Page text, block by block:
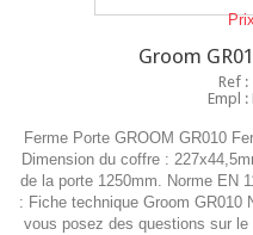
Groom
Ref :
Empl :
Ferme Porte GROOM GR010
Dimension du coffre :
de la porte 1250mm. Norme EN
: Fiche technique Groom GR010
vous posez des questions sur